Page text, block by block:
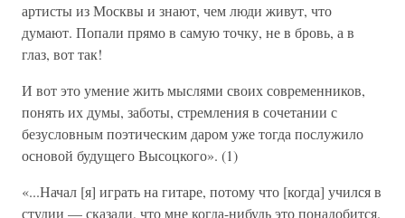
артисты из Москвы и знают, чем люди живут, что
думают. Попали прямо в самую точку, не в бровь, а в
глаз, вот так!
И вот это умение жить мыслями своих современников,
понять их думы, заботы, стремления в сочетании с
безусловным поэтическим даром уже тогда послужило
основой будущего Высоцкого». (1)
«...Начал [я] играть на гитаре, потому что [когда] учился в
студии — сказали, что мне когда-нибудь это понадобится.